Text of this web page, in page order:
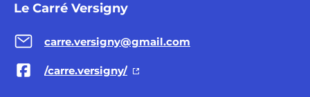
Le Carré Versigny
carre.versigny@gmail.com
/carre.versigny/